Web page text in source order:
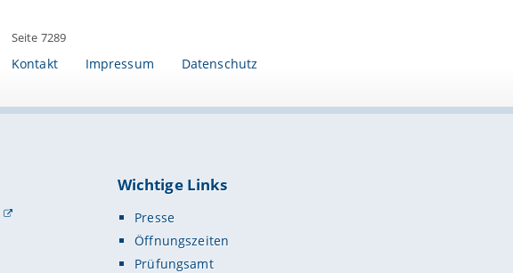
Seite 7289
Kontakt Impressum Datenschutz
Wichtige Links
Presse
Öffnungszeiten
Prüfungsamt